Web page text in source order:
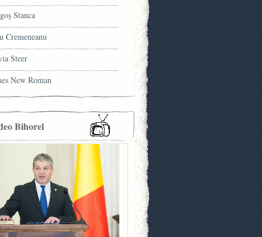
Stanca
Cremeneanu
Steer
New Roman
Bihorel